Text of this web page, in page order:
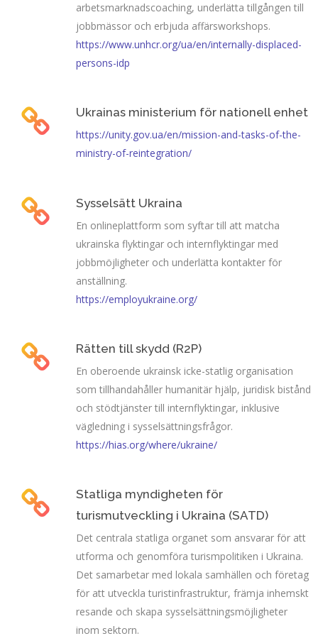
arbetsmarknadscoaching, underlätta tillgången till
jobbmässor och erbjuda affärsworkshops.
https://www.unhcr.org/ua/en/internally-displaced-
persons-idp
Ukrainas ministerium för nationell enhet
https://unity.gov.ua/en/mission-and-tasks-of-the-
ministry-of-reintegration/
Sysselsätt Ukraina
En onlineplattform som syftar till att matcha
ukrainska flyktingar och internflyktingar med
jobbmöjligheter och underlätta kontakter för
anställning.
https://employukraine.org/
Rätten till skydd (R2P)
En oberoende ukrainsk icke-statlig organisation
som tillhandahåller humanitär hjälp, juridisk bistånd
och stödtjänster till internflyktingar, inklusive
vägledning i sysselsättningsfrågor.
https://hias.org/where/ukraine/
Statliga myndigheten för
turismutveckling i Ukraina (SATD)
Det centrala statliga organet som ansvarar för att
utforma och genomföra turismpolitiken i Ukraina.
Det samarbetar med lokala samhällen och företag
för att utveckla turistinfrastruktur, främja inhemskt
resande och skapa sysselsättningsmöjligheter
inom sektorn.